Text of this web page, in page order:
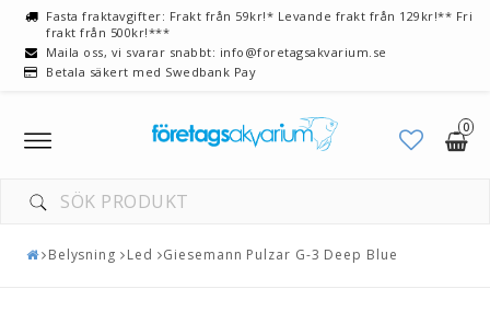
Fasta fraktavgifter: Frakt från 59kr!* Levande frakt från 129kr!** Fri
frakt från 500kr!***
Maila oss, vi svarar snabbt: info@foretagsakvarium.se
Betala säkert med Swedbank Pay
0
Toggle
navigation
Belysning Led Giesemann Pulzar G-3 Deep Blue